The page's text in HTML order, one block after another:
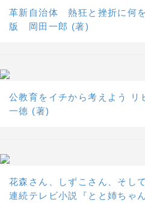
革新自治体 熱狂と挫折に何
版 岡田一郎 (著)
公教育をイチから考えよう
一徳 (著)
花森さん、しずこさん、そし
連続テレビ小説『とと姉ちゃ